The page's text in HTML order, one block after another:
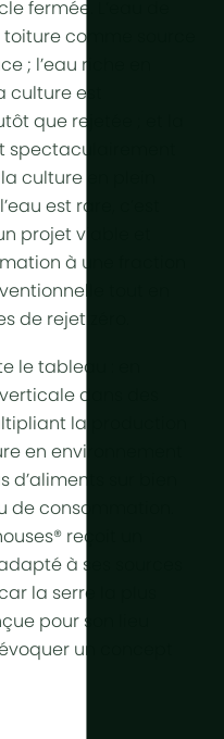
fermée. L’
comme source
; l’eau riche en
culture est
que rejetée ; et la
spectaculairement
culture en plein
est rare, c’est
projet viable et
à une fraction
tout en
de rejet zéro.
le tableau : en
dans des
la production
en environnement
d’aliments sur bien
de consommation.
reçoit un
à ses sources
la serre la plus
pour son lieu
un concept